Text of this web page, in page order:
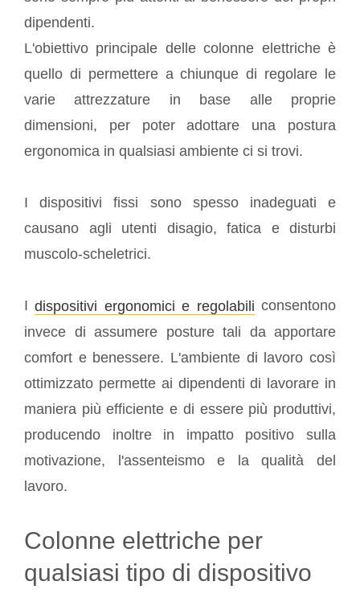
dipendenti.
L'obiettivo principale delle colonne elettriche è
quello di permettere a chiunque di regolare le
varie attrezzature in base alle proprie
dimensioni, per poter adottare una postura
ergonomica in qualsiasi ambiente ci si trovi.
I dispositivi fissi sono spesso inadeguati e
causano agli utenti disagio, fatica e disturbi
muscolo-scheletrici.
Idispositivi ergonomici e regolabili consentono
invece di assumere posture tali da apportare
comfort e benessere. L'ambiente di lavoro così
ottimizzato permette ai dipendenti di lavorare in
maniera più efficiente e di essere più produttivi,
producendo inoltre in impatto positivo sulla
motivazione, l'assenteismo e la qualità del
lavoro.
Colonne elettriche per
qualsiasi tipo di dispositivo